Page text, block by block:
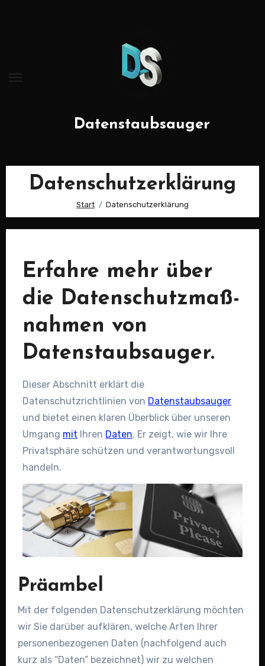
Datenstaubsauger
Datenschutzerklärung
Start Datenschutzerklärung
Erfahre mehr über
die Datenschutzmaß-
nahmen von
Datenstaubsauger.
Dieser Abschnitt erklärt die
Datenschutzrichtlinien von Datenstaubsauger
und bietet einen klaren Überblick über unseren
Umgang mit Ihren Daten. Er zeigt, wie wir Ihre
Privatsphäre schützen und verantwortungsvoll
handeln.
Präambel
Mit der folgenden Datenschutzerklärung möchten
wir Sie darüber aufklären, welche Arten Ihrer
personenbezogenen Daten (nachfolgend auch
kurz als “Daten” bezeichnet) wir zu welchen